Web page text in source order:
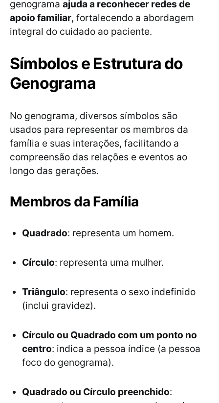
genograma ajuda a reconhecer redes de
apoio familiar, fortalecendo a abordagem
integral do cuidado ao paciente.
Símbolos e Estrutura do
Genograma
No genograma, diversos símbolos são
usados para representar os membros da
família e suas interações, facilitando a
compreensão das relações e eventos ao
longo das gerações.
Membros da Família
Quadrado: representa um homem.
Círculo: representa uma mulher.
Triângulo: representa o sexo indefinido
(inclui gravidez).
Círculo ou Quadrado com um ponto no
centro: indica a pessoa índice (a pessoa
foco do genograma).
Quadrado ou Círculo preenchido: